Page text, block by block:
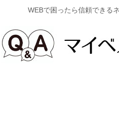
WEBで困ったら信頼できる